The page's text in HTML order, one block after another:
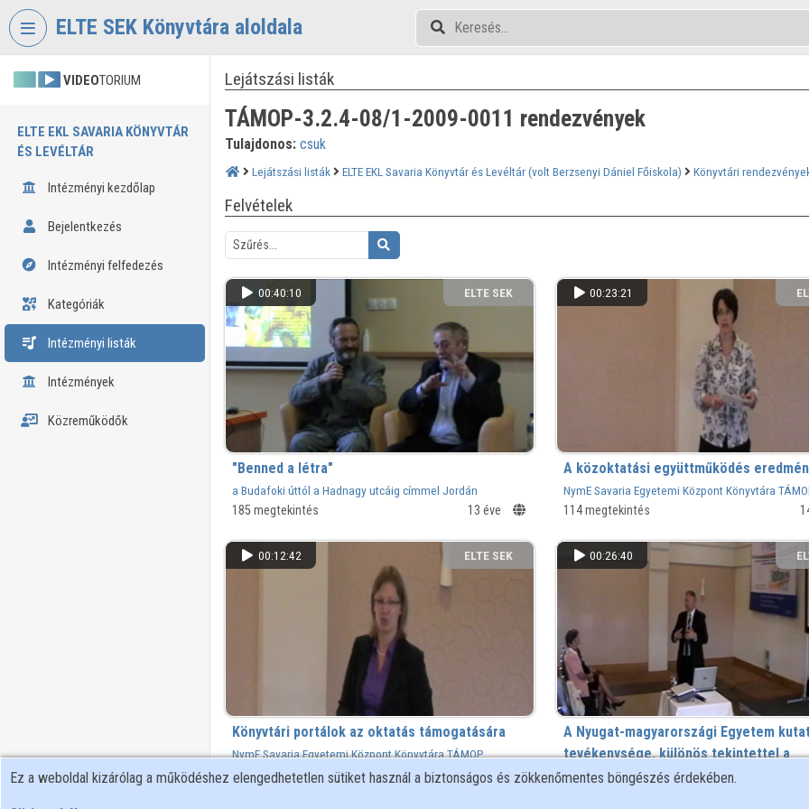
Fejléc kihagyása
ELTE SEK Könyvtára aloldala
VIDEOTORIUM
ELTE EKL SAVARIA KÖNYVTÁR
ÉS LEVÉLTÁR
Intézményi kezdőlap
Bejelentkezés
Intézményi felfedezés
Kategóriák
Intézményi listák
Intézmények
Közreműködők
Lejátszási listák
TÁMOP-3.2.4-08/1-2009-0011 rendezvények
Tulajdonos: csuk
Lejátszási listák ELTE EKL Savaria Könyvtár és Levéltár (volt Berzsenyi Dániel Főiskola) Könyvtári
Felvételek
00:40:10
ELTE SEK
KÖNYVTÁRA
"Benned a létra"
a Budafoki úttól a Hadnagy utcáig címmel Jordán
Tamással dr. Fűzfa Balázs beszélget
185 megtekintés 13 éve
00:23:21
A közoktatási együttműködés
NymE Savaria Egyetemi Központ Könyvtára
projektzáró (2011)
114 megtekintés
00:12:42
ELTE SEK
Könyvtári portálok az oktatás támogatására
NymE Savaria Egyetemi Központ Könyvtára TÁMOP
projektzáró (2011)
94 megtekintés 14 éve
00:26:40
A Nyugat-magyarországi Egyetem
tevékenysége, különös tekintettel a
pályázatokra
127 megtekintés
Ez a weboldal kizárólag a működéshez elengedhetetlen sütiket használ a biztonságos és zökkenőmentes böngészés érdekében.